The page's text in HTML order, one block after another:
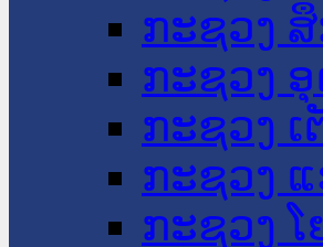
ກະຊວງ
ກະຊວງ
ກະຊວງ
ກະຊວງ
ກະຊວງ